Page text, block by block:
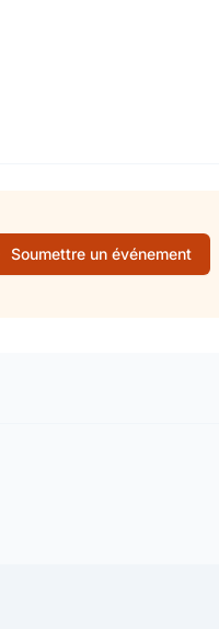
Soumettre un événement